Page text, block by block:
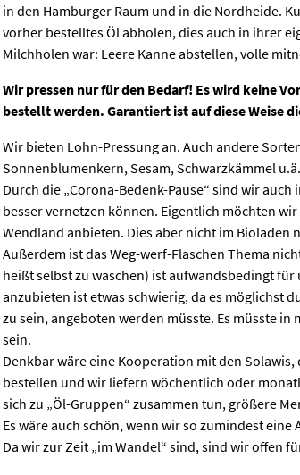
in den Hamburger Raum und in die Nordheide.
vorher bestelltes Öl abholen, dies auch in ihrer
Milchholen war: Leere Kanne abstellen, volle
Wir pressen nur für den Bedarf! Es wird keine
bestellt werden. Garantiert ist auf diese Weise
Wir bieten Lohn-Pressung an. Auch andere
Sonnenblumenkern, Sesam, Schwarzkämmel
Durch die „Corona-Bedenk-Pause“ sind wir
besser vernetzen können. Eigentlich möchten
Wendland anbieten. Dies aber nicht im Bioladen
Außerdem ist das Weg-werf-Flaschen Thema
heißt selbst zu waschen) ist aufwandsbedingt
anzubieten ist etwas schwierig, da es möglichst
zu sein, angeboten werden müsste. Es müsste
sein.
Denkbar wäre eine Kooperation mit den
bestellen und wir liefern wöchentlich oder
sich zu „Öl-Gruppen“ zusammen tun, größere
Es wäre auch schön, wenn wir so zumindest
Da wir zur Zeit „im Wandel“ sind, sind wir offen